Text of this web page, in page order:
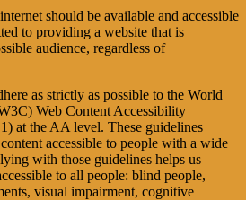
should be available and accessible
to providing a website that is
audience, regardless of
as strictly as possible to the World
Web Content Accessibility
at the AA level. These guidelines
accessible to people with a wide
with those guidelines helps us
to all people: blind people,
visual impairment, cognitive